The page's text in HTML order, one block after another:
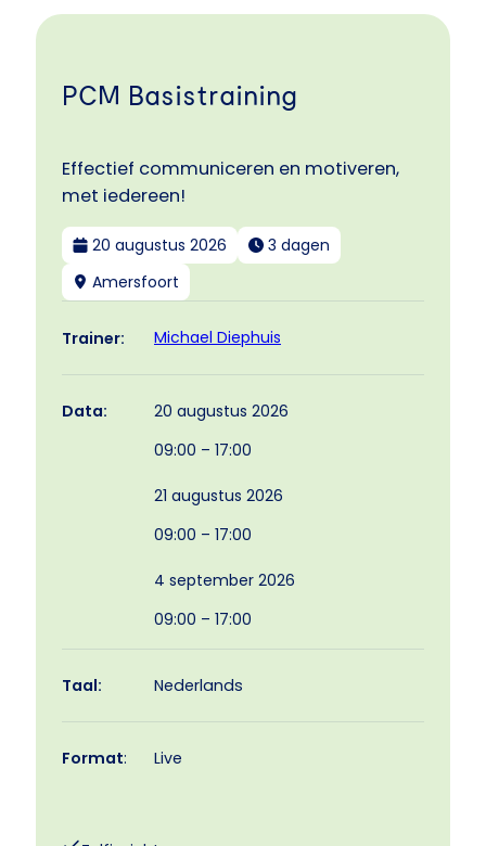
PCM Basistraining
Effectief communiceren en motiveren,
met iedereen!
20 augustus 2026
3 dagen
Amersfoort
Trainer: Michael Diephuis
Data:
20 augustus 2026
09:00 – 17:00
21 augustus 2026
09:00 – 17:00
4 september 2026
09:00 – 17:00
Taal: Nederlands
Format: Live